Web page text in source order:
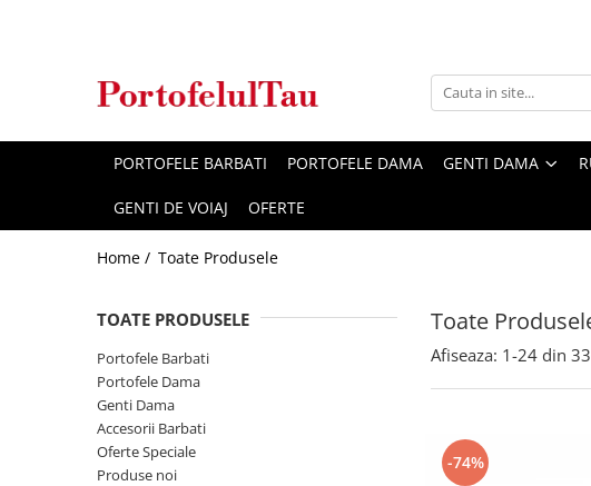
Clutch / Posete Plic
Genti multifunctionale mamici
Rucsacuri Barbati
Curele Barbati
Cadouri pentru femei
Borsete DamaPORTOFELE BARBATI PORTOFELE DAMA GENTI DAMA
GENTI DE VOIAJ OFERTE
Home / Toate Produsele
Toate
TOATE PRODUSELE
Portofele Barbati
Portofele Dama
Genti Dama
Accesorii Barbati
Oferte Speciale
Produse noi
Afiseaza: 1-24 din
-74%